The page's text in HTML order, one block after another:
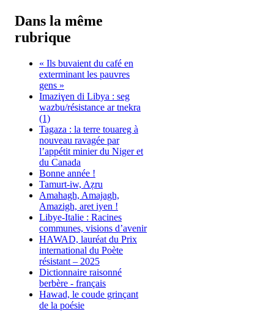
Dans la même
rubrique
« Ils buvaient du café en
exterminant les pauvres
gens »
Imaziɣen di Libya : seg
wazbu/résistance ar tnekra
(1)
Tagaza : la terre touareg à
nouveau ravagée par
l’appétit minier du Niger et
du Canada
Bonne année !
Tamurt-iw, Aẓru
Amahagh, Amajagh,
Amazigh, aret iyen !
Libye-Italie : Racines
communes, visions d’avenir
HAWAD, lauréat du Prix
international du Poète
résistant – 2025
Dictionnaire raisonné
berbère - français
Hawad, le coude grinçant
de la poésie